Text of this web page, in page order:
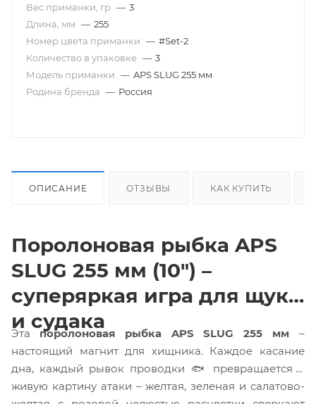
Вес приманки, гр — 3
Длина, мм — 255
Номер цвета приманки — #Set-2
Количество в упаковке — 3
Модель приманки — APS SLUG 255 мм
Родина бренда — Россия
ОПИСАНИЕ ОТЗЫВЫ КАК КУПИТЬ
Поролоновая рыбка APS
SLUG 255 мм (10") –
суперяркая игра для щуки
и судака
Эта поролоновая рыбка APS SLUG 255 мм –
настоящий магнит для хищника. Каждое касание
дна, каждый рывок проводки 🐟 превращается в
живую картину атаки – желтая, зеленая и салатово-